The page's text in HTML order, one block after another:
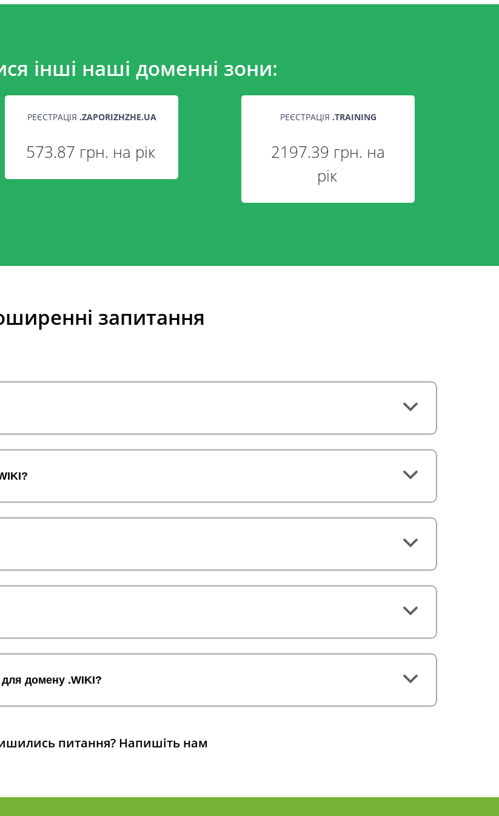
інші наші доменні зони:
РЕЄСТРАЦІЯ .ZAPORIZHZHE.UA
573.87 грн. на рік
РЕЄСТРАЦІЯ .TRAINING
2197.39 грн. на
рік
запитання
для домену .WIKI?
питання? Напишіть нам